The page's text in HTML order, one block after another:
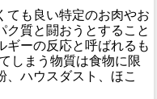
ても良い特定のお肉やお
ク質と闘おうとすること
ギーの反応と呼ばれるも
しまう物質は食物に限
、ハウスダスト、ほこ